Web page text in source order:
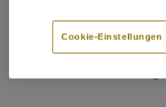
Geeignet für die
Unterkonstruktion:
ideal für
Cookie-Einstellungen